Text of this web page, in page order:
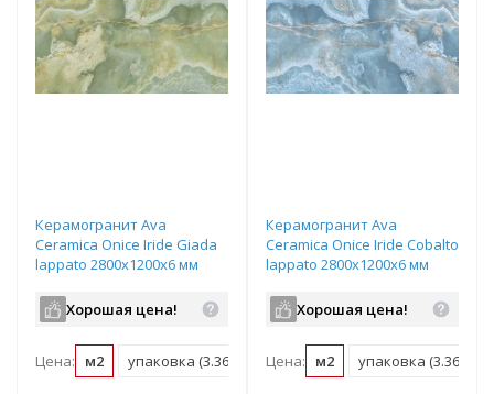
Керамогранит Ava
Ceramica Onice Iride Giada
lappato 2800х1200х6 мм
Хорошая цена!
Цена: м2 упаковка (3.36 м2)
Керамогранит Ava
Ceramica Onice Iride Cobalto
lappato 2800х1200х6 мм
Хорошая цена!
Цена: м2 упаковка (3.36 м2)